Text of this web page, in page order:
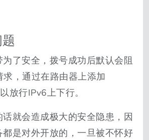
了安全，拨号成功后默认会阻
，通过在路由器上添加
放行IPv6上下行。
就会造成极大的安全隐患，因
是对外开放的，一旦被不怀好